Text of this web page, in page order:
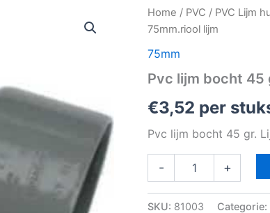
Home / PVC / PVC Lijm
75mm.riool lijm
75mm
Pvc lijm bocht 45
€3,52 per
Pvc lijm bocht 45 gr.
-
Pvc
lijm
45
Lijmmofxspie
lijm
+
SKU: 81003 Categorie: